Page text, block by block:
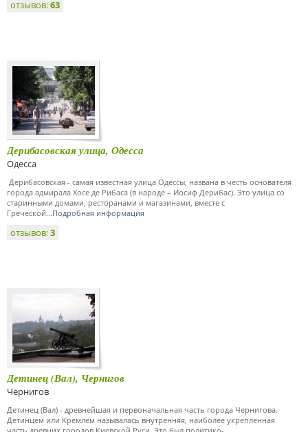
отзывов:63
Дерибасовская улица, Одесса
Одесса
Дерибасовская - самая известная улица Одессы, названа в честь основателя
города адмирала Хосе де Рибаса (в народе – Иосиф Дерибас). Это улица со
старинными домами, ресторанами и магазинами, вместе с
Греческой...Подробная информация
отзывов:3
Детинец (Вал), Чернигов
Чернигов
Детинец (Вал) - древнейшая и первоначальная часть города Чернигова.
Детинцем или Кремлем называлась внутренняя, наиболее укрепленная